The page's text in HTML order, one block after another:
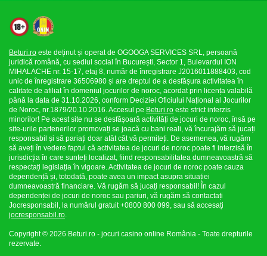
Beturi.ro este deținut și operat de OGOOGA SERVICES SRL, persoană
juridică română, cu sediul social în București, Sector 1, Bulevardul ION
MIHALACHE nr. 15-17, etaj 8, număr de înregistrare J2016011888403, cod
unic de înregistrare 36506980 și are dreptul de a desfășura activitatea în
calitate de afiliat în domeniul jocurilor de noroc, acordat prin licența valabilă
până la data de 31.10.2026, conform Deciziei Oficiului Național al Jocurilor
de Noroc, nr.1879/20.10.2016. Accesul pe Beturi.ro este strict interzis
minorilor! Pe acest site nu se desfășoară activități de jocuri de noroc, însă pe
site-urile partenerilor promovați se joacă cu bani reali, vă încurajăm să jucați
responsabil și să pariați doar atât cât vă permiteți. De asemenea, vă rugăm
să aveți în vedere faptul că activitatea de jocuri de noroc poate fi interzisă în
jurisdicția în care sunteți localizat, fiind responsabilitatea dumneavoastră să
respectați legislația în vigoare. Activitatea de jocuri de noroc poate cauza
dependență și, totodată, poate avea un impact asupra situației
dumneavoastră financiare. Vă rugăm să jucați responsabil! În cazul
dependenței de jocuri de noroc sau pariuri, vă rugăm să contactați
Jocresponsabil, la numărul gratuit +0800 800 099, sau să accesați
jocresponsabil.ro.
Copyright © 2026 Beturi.ro - jocuri casino online România - Toate drepturile
rezervate.